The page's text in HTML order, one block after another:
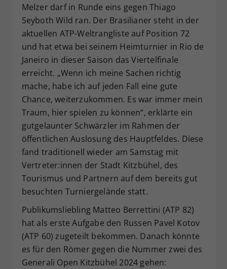
Melzer darf in Runde eins gegen Thiago
Seyboth Wild ran. Der Brasilianer steht in der
aktuellen ATP-Weltrangliste auf Position 72
und hat etwa bei seinem Heimturnier in Rio de
Janeiro in dieser Saison das Viertelfinale
erreicht. „Wenn ich meine Sachen richtig
mache, habe ich auf jeden Fall eine gute
Chance, weiterzukommen. Es war immer mein
Traum, hier spielen zu können“, erklärte ein
gutgelaunter Schwärzler im Rahmen der
öffentlichen Auslosung des Hauptfeldes. Diese
fand traditionell wieder am Samstag mit
Vertreter:innen der Stadt Kitzbühel, des
Tourismus und Partnern auf dem bereits gut
besuchten Turniergelände statt.
Publikumsliebling Matteo Berrettini (ATP 82)
hat als erste Aufgabe den Russen Pavel Kotov
(ATP 60) zugeteilt bekommen. Danach könnte
es für den Römer gegen die Nummer zwei des
Generali Open Kitzbühel 2024 gehen: